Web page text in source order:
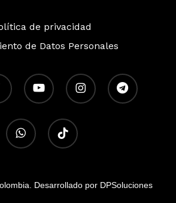
de privacidad
de Datos Personales
youtube instagram telegram
whatsapp tiktok
Desarrollado por DPSoluciones